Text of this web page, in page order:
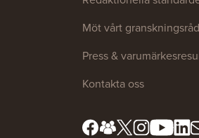
Möt vårt granskningsråd
Press &
Kontakta oss